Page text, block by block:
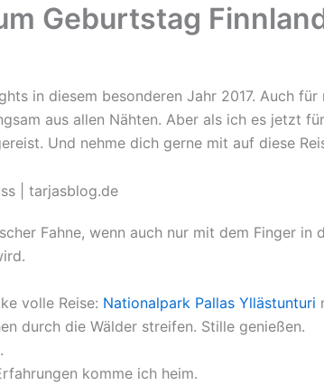
Geburtstag
in diesem besonderen Jahr 2017. Auch für
aus allen Nähten. Aber als ich es jetzt
Und nehme dich gerne mit auf diese
Fahne, wenn auch nur mit dem Finger in
volle Reise: Nationalpark Pallas Yllästunturi
durch die Wälder streifen. Stille genießen.
komme ich heim.